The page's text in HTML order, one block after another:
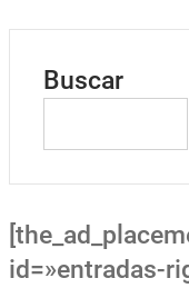
Buscar
id=»entradas-